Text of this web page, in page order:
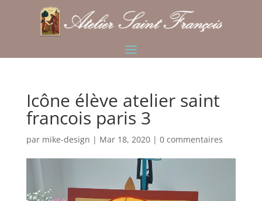
Icône élève atelier saint
francois paris 3
par mike-design | Mar 18, 2020| 0 commentaires